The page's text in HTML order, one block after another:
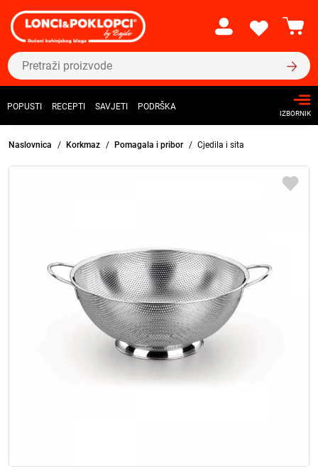
POPUSTI RECEPTI SAVJETI PODRŠKA
IZBORNIK
Naslovnica Korkmaz Pomagala i pribor Cjedila i sita